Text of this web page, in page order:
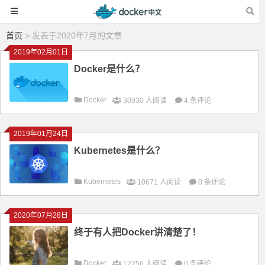
首页 > 发表于2020年7月的文章
2019年02月01日
Docker是什么？
Docker 30930 人阅读 4 条评论
2019年01月24日
Kubernetes是什么？
Kubernetes 10671 人阅读 0 条评论
2020年07月28日
终于有人把Docker讲清楚了！
Docker